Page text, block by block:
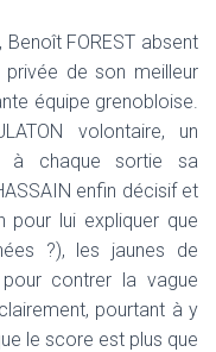
FOREST absent
privée de son meilleur
équipe grenobloise.
volontaire, un
à chaque sortie sa
enfin décisif et
pour lui expliquer que
?), les jaunes de
pour contrer la vague
pourtant à y
le score est plus que